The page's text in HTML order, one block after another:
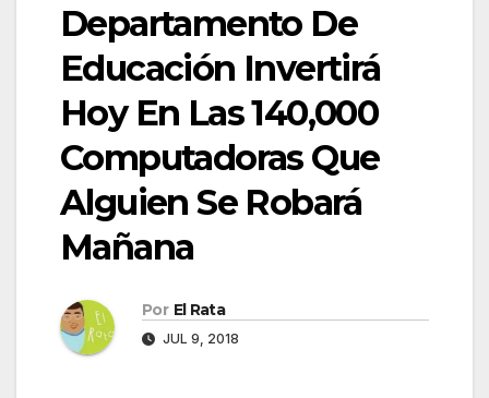
Departamento De
Educación Invertirá
Hoy En Las 140,000
Computadoras Que
Alguien Se Robará
Mañana
Por El Rata
JUL 9, 2018